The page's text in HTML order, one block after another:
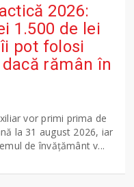
2026:
1.500 de lei
pot folosi
rămân în
vor primi prima de
la 31 august 2026, iar
de învățământ v...